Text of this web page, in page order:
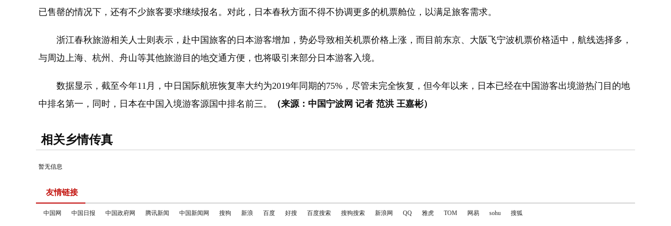
已售罄的情况下，还有不少旅客要求继续报名。对此，日本春秋方面不得不协调更多的机票舱位，以满足旅客需求。
浙江春秋旅游相关人士则表示，赴中国旅客的日本游客增加，势必导致相关机票价格上涨，而目前东京、大阪飞宁波机票价格适中，航线选择多，
与周边上海、杭州、舟山等其他旅游目的地交通方便，也将吸引来部分日本游客入境。
数据显示，截至今年11月，中日国际航班恢复率大约为2019年同期的75%，尽管未完全恢复，但今年以来，日本已经在中国游客出境游热门目的地
中排名第一，同时，日本在中国入境游客源国中排名前三。
（来源：中国宁波网 记者 范洪 王嘉彬）
相关乡情传真
暂无信息
友情链接
中国网 中国日报 中国政府网 腾讯新闻 中国新闻网 搜狗 新浪 百度 好搜 百度搜索 搜狗搜索 新浪网 QQ 雅虎 TOM 网易 sohu 搜狐